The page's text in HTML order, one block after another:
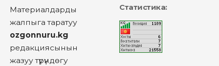
Материалдарды
жалпыга таратуу
ozgonnuru.kg
редакциясынын
жазуу түрүндөгу
Статистика: